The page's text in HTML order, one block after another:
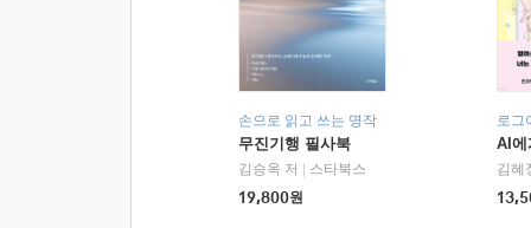
손으로 읽고 쓰는 명작
무진기행 필사북
김승옥 저
스타북스
19,800원
로그
AI에
김혜